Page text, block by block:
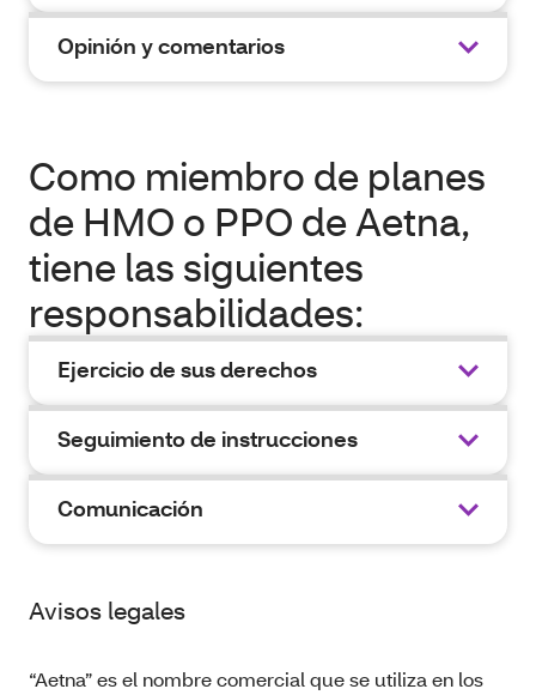
Opinión y comentarios
Como miembro de planes
de HMO o PPO de Aetna,
tiene las siguientes
responsabilidades:
Ejercicio de sus derechos
Seguimiento de instrucciones
Comunicación
Avisos legales
“Aetna” es el nombre comercial que se utiliza en los